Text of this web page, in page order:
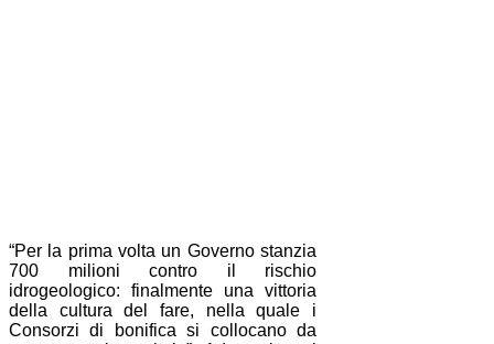
“Per la prima volta un Governo stanzia
700 milioni contro il rischio
idrogeologico: finalmente una vittoria
della cultura del fare, nella quale i
Consorzi di bonifica si collocano da